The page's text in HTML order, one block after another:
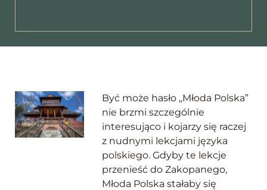
Być może hasło „Młoda Polska”
nie brzmi szczególnie
interesująco i kojarzy się raczej
z nudnymi lekcjami języka
polskiego. Gdyby te lekcje
przenieść do Zakopanego,
Młoda Polska stałaby się